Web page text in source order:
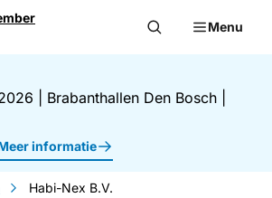
Menu
Brabanthallen Den Bosch
informatie
Habi-Nex B.V.